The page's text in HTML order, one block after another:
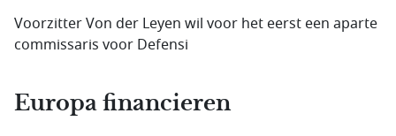
Voorzitter Von der Leyen wil voor het eerst een aparte
commissaris voor Defensi
Europa financieren